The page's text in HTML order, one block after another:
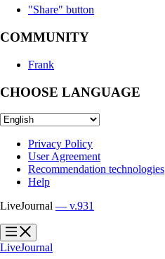
"Share" button
COMMUNITY
Frank
CHOOSE LANGUAGE
Privacy Policy
User Agreement
Recommendation technologies
Help
LiveJournal — v.931
?
?
LiveJournal